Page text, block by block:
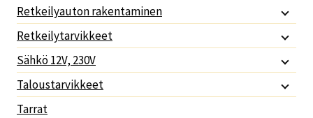
Retkeilyauton rakentaminen
Retkeilytarvikkeet
Sähkö 12V, 230V
Taloustarvikkeet
Tarrat